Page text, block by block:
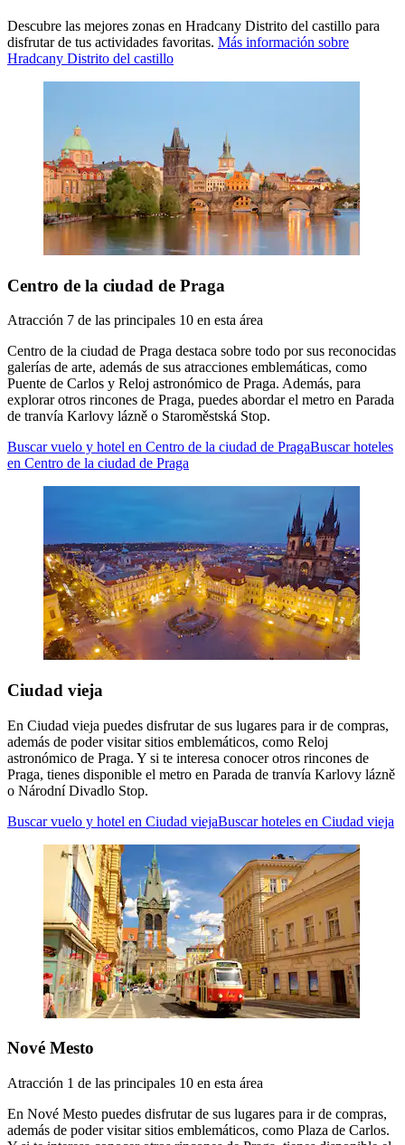
Descubre las mejores zonas en Hradcany Distrito del castillo para
disfrutar de tus actividades favoritas. Más información sobre
Hradcany Distrito del castillo
Centro de la ciudad de Praga
Atracción 7 de las principales 10 en esta área
Centro de la ciudad de Praga destaca sobre todo por sus reconocidas
galerías de arte, además de sus atracciones emblemáticas, como
Puente de Carlos y Reloj astronómico de Praga. Además, para
explorar otros rincones de Praga, puedes abordar el metro en Parada
de tranvía Karlovy lázně o Staroměstská Stop.
Buscar vuelo y hotel en Centro de la ciudad de PragaBuscar hoteles
en Centro de la ciudad de Praga
Ciudad vieja
En Ciudad vieja puedes disfrutar de sus lugares para ir de compras,
además de poder visitar sitios emblemáticos, como Reloj
astronómico de Praga. Y si te interesa conocer otros rincones de
Praga, tienes disponible el metro en Parada de tranvía Karlovy lázně
o Národní Divadlo Stop.
Buscar vuelo y hotel en Ciudad viejaBuscar hoteles en Ciudad vieja
Nové Mesto
Atracción 1 de las principales 10 en esta área
En Nové Mesto puedes disfrutar de sus lugares para ir de compras,
además de poder visitar sitios emblemáticos, como Plaza de Carlos.